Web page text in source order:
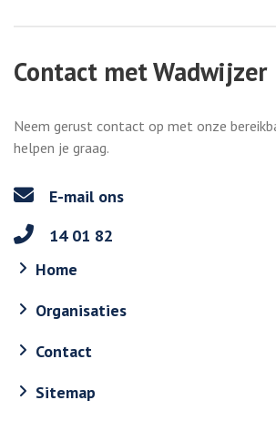
Contact met Wadwijzer
Neem gerust contact op met onze
helpen je graag.
E-mail ons
14 01 82
Home
Organisaties
Contact
Sitemap